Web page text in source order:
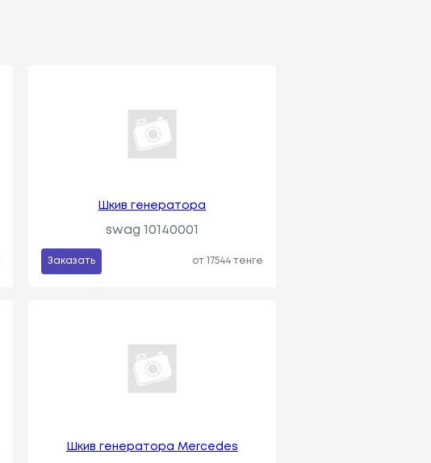
Шкив генератора
swag 10140001
Заказать от 17544 тенге
Шкив генератора Mercedes